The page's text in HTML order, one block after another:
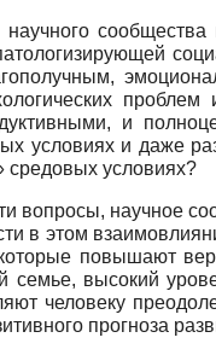
и
условиях и даже
средовых условиях?
вопросы, научное
в этом
повышают
семье, высокий
человеку
прогноза